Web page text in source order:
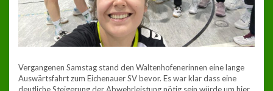
Vergangenen Samstag stand den Waltenhofenerinnen eine lange
Auswärtsfahrt zum Eichenauer SV bevor. Es war klar dass eine